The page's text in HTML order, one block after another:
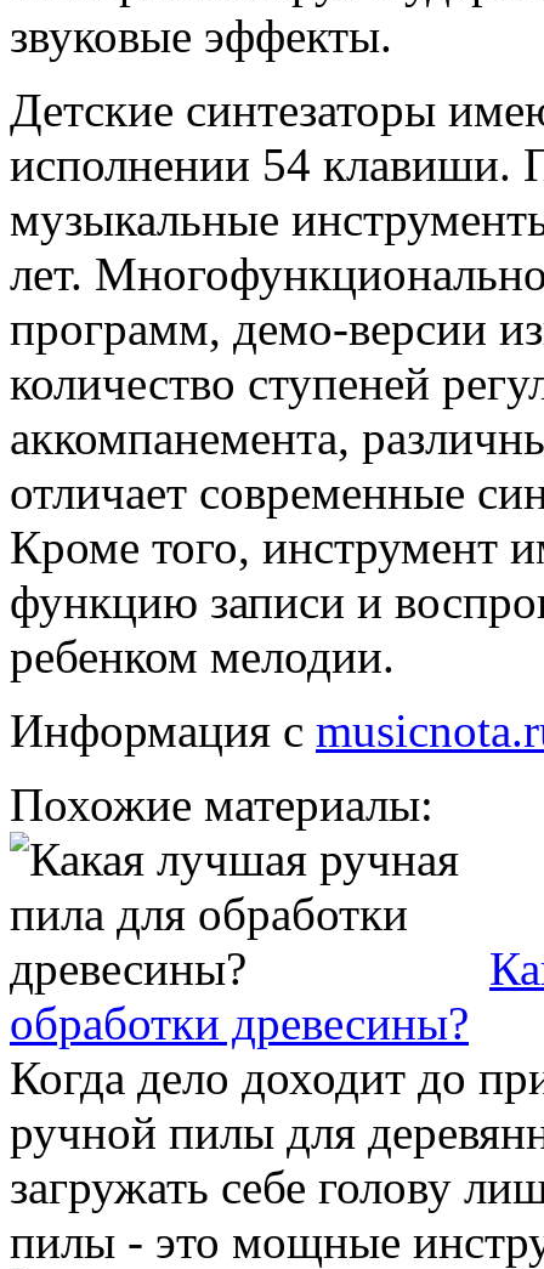
звуковые эффекты.
Детские синтезаторы
исполнении 54 клавиши.
музыкальные
лет.
программ, демо-версии
количество ступеней
аккомпанемента,
отличает современные
Кроме того, инструмент
функцию записи и
ребенком мелодии.
Информация с
Похожие материалы:
обработки древесины?
Когда дело доходит до
ручной пилы для
загружать себе голову
пилы - это мощные